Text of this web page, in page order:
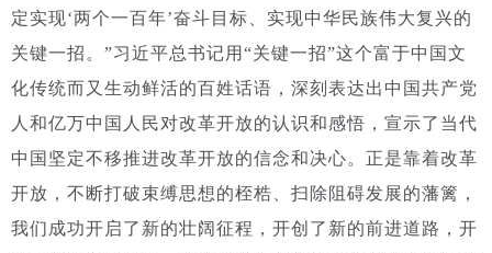
定实现‘两个一百年’奋斗目标、实现中华民族伟大复兴的
关键一招。”习近平总书记用“关键一招”这个富于中国文
化传统而又生动鲜活的百姓话语，深刻表达出中国共产党
人和亿万中国人民对改革开放的认识和感悟，宣示了当代
中国坚定不移推进改革开放的信念和决心。正是靠着改革
开放，不断打破束缚思想的桎梏、扫除阻碍发展的藩篱，
我们成功开启了新的壮阔征程，开创了新的前进道路，开